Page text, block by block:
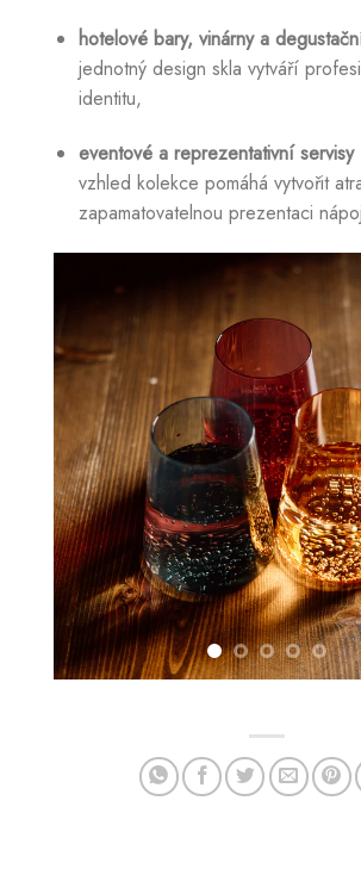
hotelové bary, vinárny a
jednotný design skla vytváří
identitu,
eventové a reprezentativní servisy
vzhled kolekce pomáhá vytvořit
zapamatovatelnou prezentaci